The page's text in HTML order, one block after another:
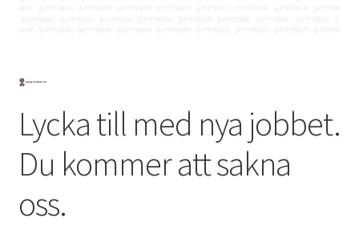
Lycka till med nya jobbet.
Du kommer att sakna
oss.